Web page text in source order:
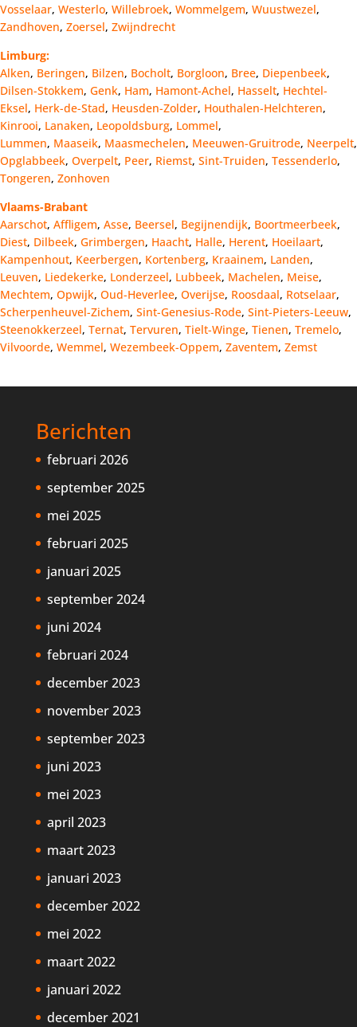
Vosselaar, Westerlo, Willebroek, Wommelgem, Wuustwezel,
Zandhoven, Zoersel, Zwijndrecht
Limburg:
Alken, Beringen, Bilzen, Bocholt, Borgloon, Bree, Diepenbeek,
Dilsen-Stokkem, Genk, Ham, Hamont-Achel, Hasselt, Hechtel-
Eksel, Herk-de-Stad, Heusden-Zolder, Houthalen-Helchteren,
Kinrooi, Lanaken, Leopoldsburg, Lommel,
Lummen, Maaseik, Maasmechelen, Meeuwen-Gruitrode, Neerpelt,
Opglabbeek, Overpelt, Peer, Riemst, Sint-Truiden, Tessenderlo,
Tongeren, Zonhoven
Vlaams-Brabant
Aarschot, Affligem, Asse, Beersel, Begijnendijk, Boortmeerbeek,
Diest, Dilbeek, Grimbergen, Haacht, Halle, Herent, Hoeilaart,
Kampenhout, Keerbergen, Kortenberg, Kraainem, Landen,
Leuven, Liedekerke, Londerzeel, Lubbeek, Machelen, Meise,
Mechtem, Opwijk, Oud-Heverlee, Overijse, Roosdaal, Rotselaar,
Scherpenheuvel-Zichem, Sint-Genesius-Rode, Sint-Pieters-Leeuw,
Steenokkerzeel, Ternat, Tervuren, Tielt-Winge, Tienen, Tremelo,
Vilvoorde, Wemmel, Wezembeek-Oppem, Zaventem, Zemst
Berichten
februari 2026
september 2025
mei 2025
februari 2025
januari 2025
september 2024
juni 2024
februari 2024
december 2023
november 2023
september 2023
juni 2023
mei 2023
april 2023
maart 2023
januari 2023
december 2022
mei 2022
maart 2022
januari 2022
december 2021